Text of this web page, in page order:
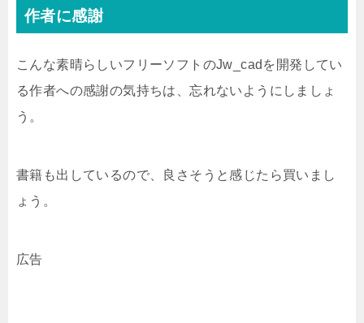
作者に感謝
こんな素晴らしいフリーソフトのJw_cadを開発してい
る作者への感謝の気持ちは、忘れないようにしましょ
う。
書籍も出しているので、良さそうと感じたら買いまし
ょう。
広告